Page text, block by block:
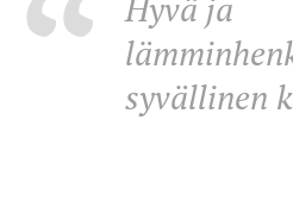
Hyvä ja
syvällinen